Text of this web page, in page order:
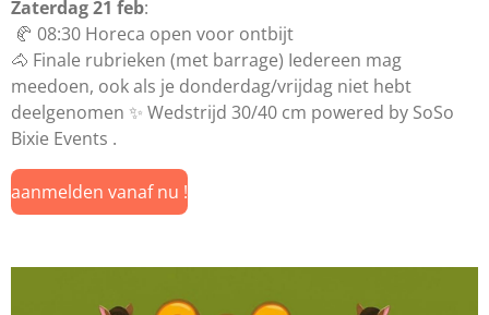
Zaterdag 21 feb:
🥐 08:30 Horeca open voor ontbijt
🐴 Finale rubrieken (met barrage) Iedereen mag
meedoen, ook als je donderdag/vrijdag niet hebt
deelgenomen ✨ Wedstrijd 30/40 cm powered by SoSo
Bixie Events .
aanmelden vanaf nu !